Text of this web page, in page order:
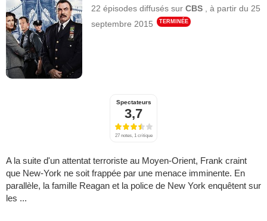
22 épisodes diffusés surCBS ,à partir du 25
septembre 2015
TERMINÉE
Spectateurs
3,7
27 notes, 1 critique
A la suite d'un attentat terroriste au Moyen-Orient, Frank craint
que New-York ne soit frappée par une menace imminente. En
parallèle, la famille Reagan et la police de New York enquêtent sur
les ...